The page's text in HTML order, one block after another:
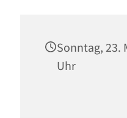
Sonntag, 23.
Uhr